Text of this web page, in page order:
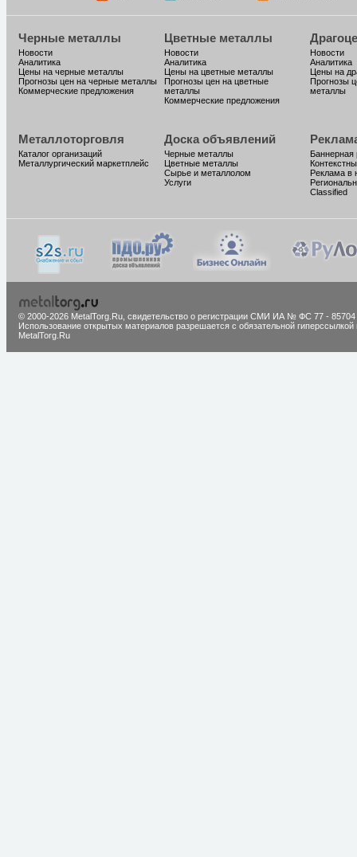
Черные металлы
Новости
Аналитика
Цены на черные металлы
Прогнозы цен на черные металлы
Коммерческие предложения
Цветные металлы
Новости
Аналитика
Цены на цветные металлы
Прогнозы цен на цветные
металлы
Коммерческие предложения
Новости
Аналитика
Цены на
Прогнозы
металлы
Металлоторговля
Каталог организаций
Металлургический маркетплейс
Доска объявлений
Черные металлы
Цветные металлы
Сырье и металлолом
Услуги
Баннерная
Реклама в
Classified
© 2000-2026 MetalTorg.Ru, cвидетельство о регистрации СМИ ИА № ФС 77 - 85704
Использование открытых материалов разрешается с обязательной гиперссылкой
MetalTorg.Ru